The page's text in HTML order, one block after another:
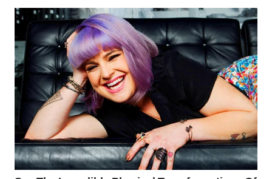
WAHANANEWS
ID
WAHANANEWS
CO ID
WAHANANEWS
NET
WAHANA
SPORT